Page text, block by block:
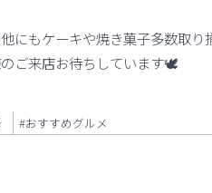
にもケーキや焼き菓子多数取り
ご来店お待ちしています🕊️
#おすすめグルメ